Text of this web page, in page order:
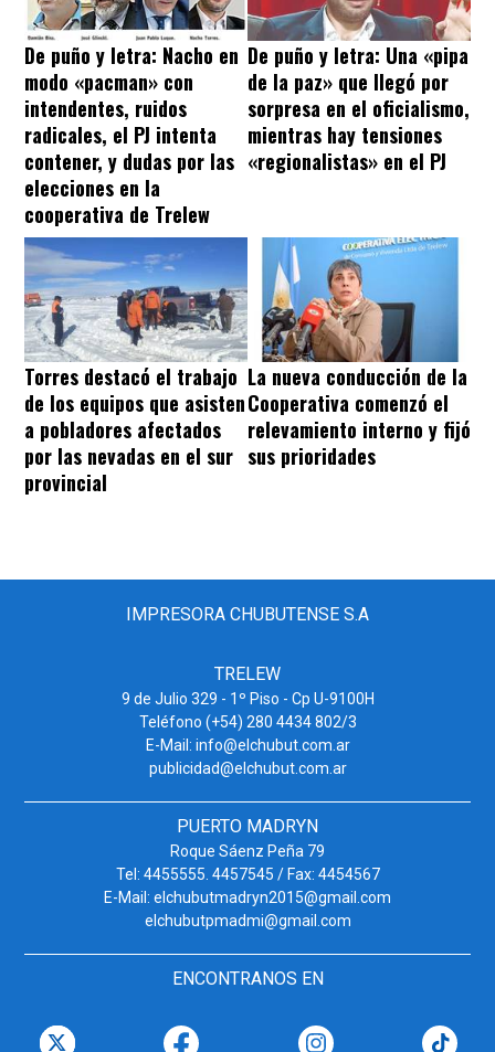
De puño y letra: Nacho en
modo «pacman» con
intendentes, ruidos
radicales, el PJ intenta
contener, y dudas por las
elecciones en la
cooperativa de Trelew
De puño y letra: Una «pipa
de la paz» que llegó por
sorpresa en el oficialismo,
mientras hay tensiones
«regionalistas» en el PJ
Torres destacó el trabajo
de los equipos que asisten
a pobladores afectados
por las nevadas en el sur
provincial
La nueva conducción de la
Cooperativa comenzó el
relevamiento interno y fijó
sus prioridades
IMPRESORA CHUBUTENSE S.A
TRELEW
9 de Julio 329 - 1º Piso - Cp U-9100H
Teléfono (+54) 280 4434 802/3
E-Mail: info@elchubut.com.ar
publicidad@elchubut.com.ar
PUERTO MADRYN
Roque Sáenz Peña 79
Tel: 4455555. 4457545 / Fax: 4454567
E-Mail: elchubutmadryn2015@gmail.com
elchubutpmadmi@gmail.com
ENCONTRANOS EN